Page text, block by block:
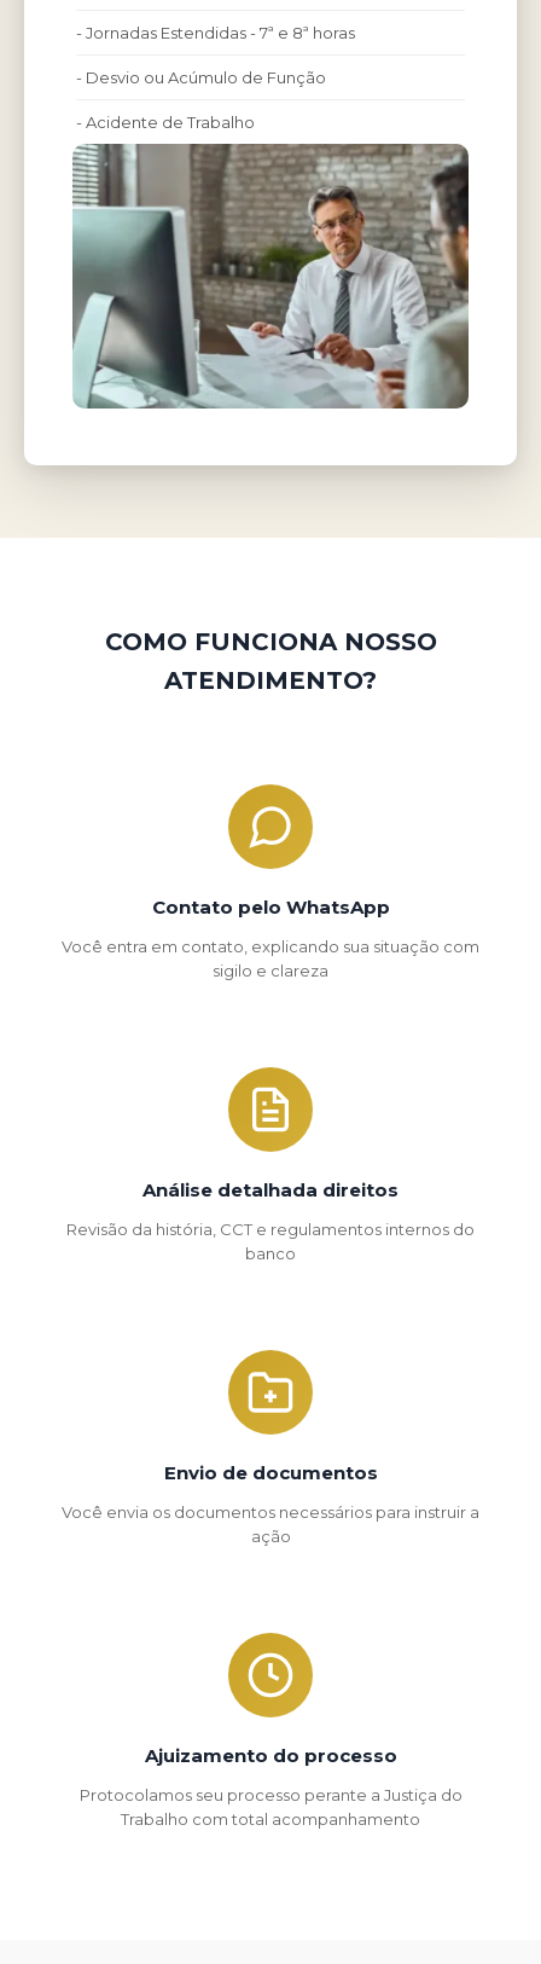
- Jornadas Estendidas - 7ª e 8ª horas
- Desvio ou Acúmulo de Função
- Acidente de Trabalho
COMO FUNCIONA NOSSO
ATENDIMENTO?
Contato pelo WhatsApp
Você entra em contato, explicando sua situação com
sigilo e clareza
Análise detalhada direitos
Revisão da história, CCT e regulamentos internos do
banco
Envio de documentos
Você envia os documentos necessários para instruir a
ação
Ajuizamento do processo
Protocolamos seu processo perante a Justiça do
Trabalho com total acompanhamento